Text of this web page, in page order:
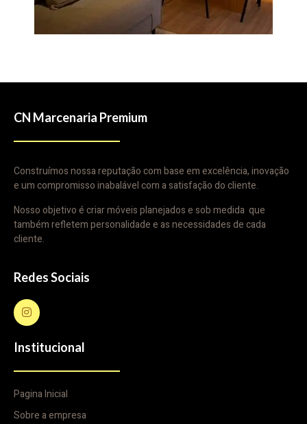
CN Marcenaria Premium
Construímos nossa reputação com base em excelência, inovação
e um compromisso inabalável com a satisfação do cliente.
Nosso objetivo é criar móveis planejados e sob medida que
também refletem personalidade e as necessidades de cada
cliente.
Redes Sociais
Institucional
Pagina Inicial
Sobre a empresa